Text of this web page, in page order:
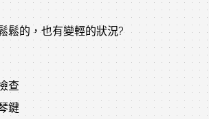
鬆的，也有變輕的狀況?
查
鍵